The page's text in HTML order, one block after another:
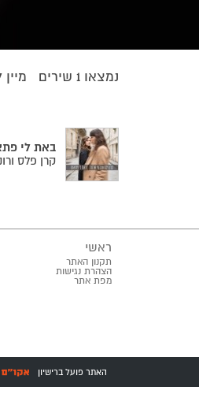
נמצאו 1 שירים מיין
באת לי
קרן פלס
ראשי
תקנון האתר
הצהרת נגישות
מפת אתר
האתר פועל ברישיון